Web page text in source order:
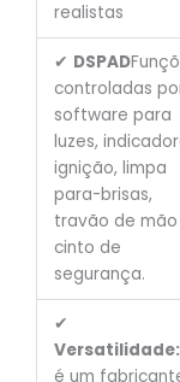
realistas
✔ DSPAD
controladas
software para
luzes,
ignição, limpa
para-brisas,
travão de mão
cinto de
segurança.
✔
Versatilidade:
é um